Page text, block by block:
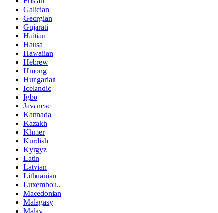
Galician
Georgian
Gujarati
Haitian
Hausa
Hawaiian
Hebrew
Hmong
Hungarian
Icelandic
Igbo
Javanese
Kannada
Kazakh
Khmer
Kurdish
Kyrgyz
Latin
Latvian
Lithuanian
Luxembou..
Macedonian
Malagasy
Malay